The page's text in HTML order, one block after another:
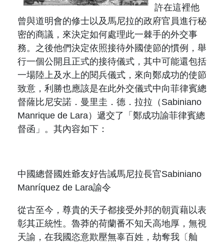
許在這裡他
曾與道明會的修士以及馬尼拉的政府官員進行秘
密的商議，來決定如何處理此一棘手的外交事
務。 之後他們決定依照接待外國使節的慣例，舉
行一個公開且正式的接待儀式，其中可能還包括
一場陸上及水上的閱兵儀式，來向鄭成功的使節
致意， 利勝也應該是在此外交儀式中向菲律賓總
督薩比尼安諾．曼里圭．德．拉拉（ Sabiniano
Manrique de Lara）遞交了「鄭成功諭菲律賓總
督函」。其內容如下：
中國總督國姓爺友好告誡馬尼拉長官Sabiniano
Manríquez de Lara諭令
從古至今，尊貴的天子都接受外邦的朝貢藉以表
彰其正統性。魯莽的荷蘭番不知天高地厚，無視
天諭，在我國恣意欺壓無辜百姓，劫奪我〔舢